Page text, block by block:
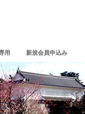
用 新規会員申込み